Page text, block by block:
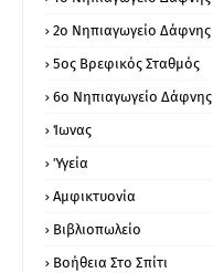
2ο Νηπιαγωγείο Δάφνης
5ος Βρεφικός Σταθμός
6ο Νηπιαγωγείο Δάφνης
Ίωνας
Ύγεία
Αμφικτυονία
Βιβλιοπωλείο
Βοήθεια Στο Σπίτι